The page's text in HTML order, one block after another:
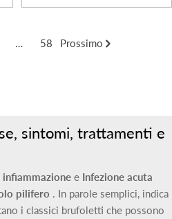
… 58 Prossimo
sintomi, trattamenti e
infiammazione e Infezione acuta
pilifero . In parole semplici, indica
i classici brufoletti che possono